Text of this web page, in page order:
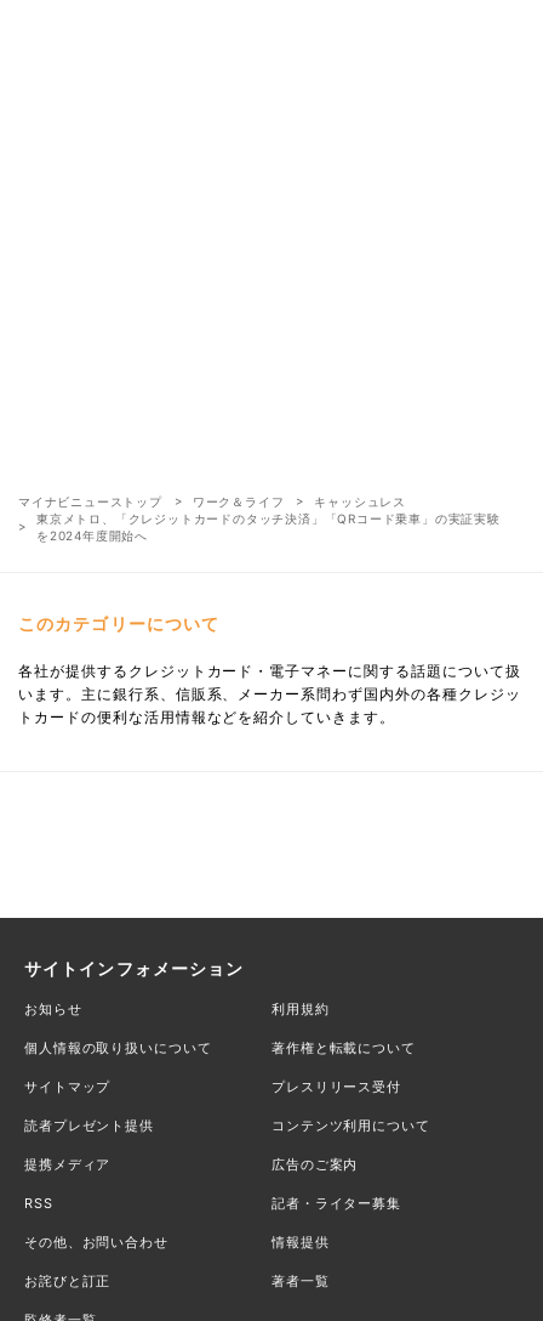
マイナビニューストップ ワーク＆ライフ
キャッシュレス
東京メトロ、「クレジットカードのタッチ決済」「QRコード乗車」の実証実験
を2024年度開始へ
このカテゴリーについて
各社が提供するクレジットカード・電子マネーに関する話題について扱
います。主に銀行系、信販系、メーカー系問わず国内外の各種クレジッ
トカードの便利な活用情報などを紹介していきます。
サイトインフォメーション
お知らせ 利用規約
個人情報の取り扱いについて 著作権と転載について
サイトマップ プレスリリース受付
読者プレゼント提供 コンテンツ利用について
提携メディア 広告のご案内
RSS 記者・ライター募集
その他、お問い合わせ 情報提供
お詫びと訂正 著者一覧